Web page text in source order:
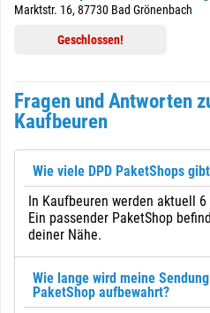
Marktstr. 16, 87730 Bad Grönenbach
Geschlossen!
Fragen und Antworten
Kaufbeuren
Wie viele DPD PaketShops
In Kaufbeuren werden aktuell
Ein passender PaketShop
deiner Nähe.
Wie lange wird meine
PaketShop aufbewahrt?